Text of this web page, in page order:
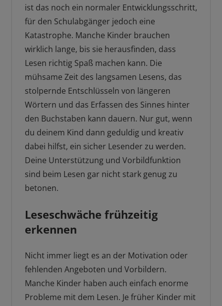
ist das noch ein normaler Entwicklungsschritt,
für den Schulabgänger jedoch eine
Katastrophe. Manche Kinder brauchen
wirklich lange, bis sie herausfinden, dass
Lesen richtig Spaß machen kann. Die
mühsame Zeit des langsamen Lesens, das
stolpernde Entschlüsseln von längeren
Wörtern und das Erfassen des Sinnes hinter
den Buchstaben kann dauern. Nur gut, wenn
du deinem Kind dann geduldig und kreativ
dabei hilfst, ein sicher Lesender zu werden.
Deine Unterstützung und Vorbildfunktion
sind beim Lesen gar nicht stark genug zu
betonen.
Leseschwäche frühzeitig
erkennen
Nicht immer liegt es an der Motivation oder
fehlenden Angeboten und Vorbildern.
Manche Kinder haben auch einfach enorme
Probleme mit dem Lesen. Je früher Kinder mit